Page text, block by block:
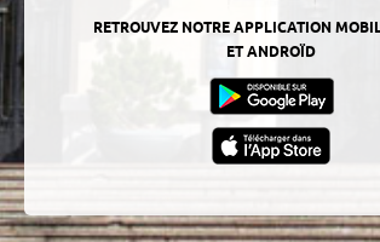
RETROUVEZ NOTRE APPLICATION
ET ANDROÏD